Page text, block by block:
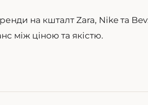
на кшталт Zara, Nike та
між ціною та якістю.